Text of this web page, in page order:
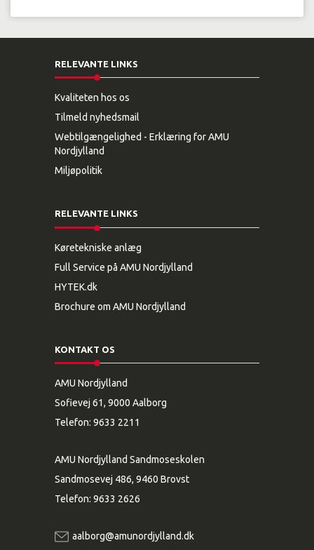
RELEVANTE LINKS
Kvaliteten hos os
Tilmeld nyhedsmail
Webtilgængelighed - Erklæring for AMU
Nordjylland
Miljøpolitik
RELEVANTE LINKS
Køretekniske anlæg
Full Service på AMU Nordjylland
HYTEK.dk
Brochure om AMU Nordjylland
KONTAKT OS
AMU Nordjylland
Sofievej 61, 9000 Aalborg
Telefon: 9633 2211
AMU Nordjylland Sandmoseskolen
Sandmosevej 486, 9460 Brovst
Telefon: 9633 2626
aalborg@amunordjylland.dk